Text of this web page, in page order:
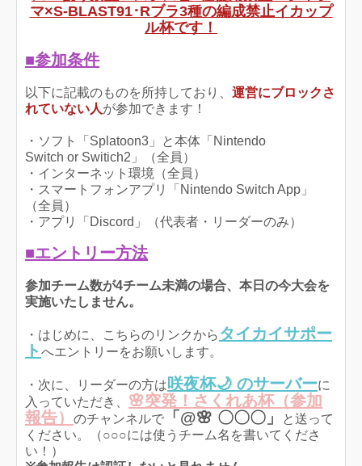
マ×S-BLAST91･Rブラ3種の編成禁止イカップ
ル杯です！
■参加条件
以下に記載のものを所持しており、 運営にブロックさ
れていない人が参加できます！
・ソフト「Splatoon3」と本体「Nintendo
Switch or Switich2」（全員）
・インターネット環境（全員）
・スマートフォンアプリ「Nintendo Switch App」
（全員）
・アプリ「Discord」（代表者・リーダーのみ）
■エントリー方法
参加チーム数が4チーム未満の場合、本日の今大会を
実施いたしません。
・はじめに、こちらのリンクから タイカイサポー
ト へエントリーをお願いします。
・次に、リーダーの方は 咲夜杯🌙 のサーバーに
入っていただき、 🌸突発！さくれあ杯（参加
報告）
のチャンネルで 「@🌸 〇〇〇」
と送って
ください。（○○○には使うチーム名を書いてくださ
い！）